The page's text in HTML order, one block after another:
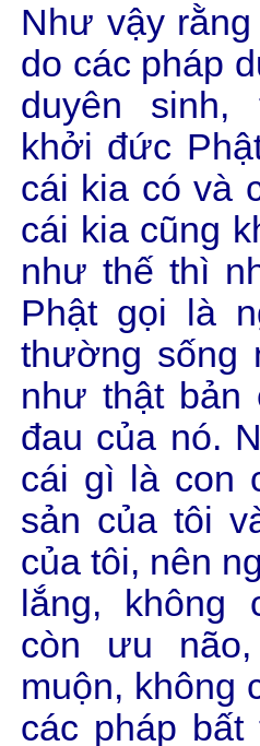
Như vậy
do các pháp
duyên sinh,
khởi đức
cái kia có và
cái kia cũng
như thế thì
Phật gọi là
thường sống
như thật bản
đau của nó.
cái gì là con
sản của tôi
của tôi, nên
lắng, không
còn ưu
muộn, không
các pháp bất